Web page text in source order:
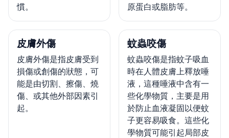
慣。
原蛋白或脂肪等。
皮膚外傷
皮膚外傷是指皮膚受到
損傷或創傷的狀態，可
能是由切割、擦傷、燒
傷、或其他外部因素引
起。
蚊蟲咬傷
蚊蟲咬傷是指蚊子吸血
時在人體皮膚上釋放唾
液，這種唾液中含有一
些化學物質，主要是用
於防止血液凝固以便蚊
子更容易吸食。這些化
學物質可能引起局部皮